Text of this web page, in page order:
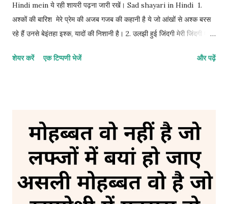
Hindi mein ये रही शायरी पढ़ना जारी रखें। Sad shayari in Hindi 1.
अश्कों की बारिश मेरे प्रेम की अजब गजब की कहानी है ये जो आंखों से अश्क बरस
रहे हैं उनसे बेइंतहा इश्क, यादों की निशानी है। 2. उलझी हुई जिंदगी मेरी जिंदगी एक
और भी उलझता जा रहा हूं। 3. मुस्कुराहट के पीछे गम मेरे खामोशी का शोर कोई सुन
झटके में फलक से जमीन पर गिरा दिया उसकी गजब की बेवफाई है। 5. अधूरी दास्तां
अपने पास वक्त की स्याही थी और लिखने का इरादा भी था मगर अपनी किस्मत ने
ऐसा मोड़ लिया अपनी चाहतों की कहानी मुकम्मल नहीं हुई। 6. दर्द ए जिंदगी अब
जिंदगी का आलम ऐसा हो गया है तन्हाई से अपनी अच्छी जान पहचान हो चुकी है अब
कोई फर्क नहीं पड़ता धी...
शेयर करें एक टिप्पणी भेजें और पढ़ें